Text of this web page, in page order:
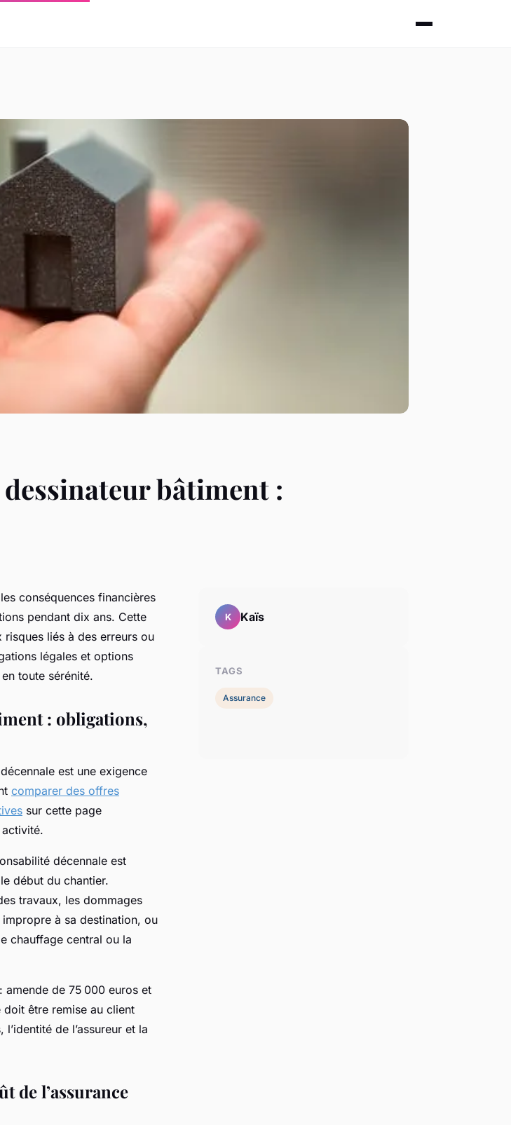
bâtiment :
conséquences financières
pendant dix ans. Cette
liés à des erreurs ou
légales et options
toute sérénité.
: obligations,
est une exigence
comparer des offres
sur cette page
décennale est
début du chantier.
travaux, les dommages
à sa destination, ou
chauffage central ou la
amende de 75 000 euros et
doit être remise au client
de l’assureur et la
de l’assurance
K Kaïs
TAGS
Assurance